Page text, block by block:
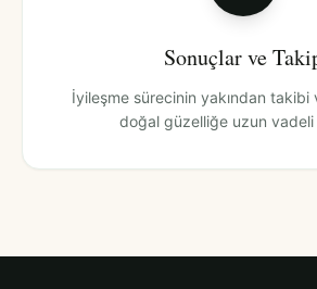
Sonuçlar ve
İyileşme sürecinin yakından takibi
doğal güzelliğe uzun vadeli